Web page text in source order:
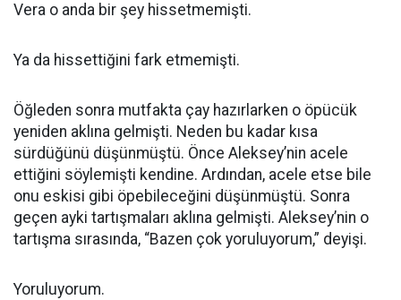
Vera o anda bir şey hissetmemişti.
Ya da hissettiğini fark etmemişti.
Öğleden sonra mutfakta çay hazırlarken o öpücük
yeniden aklına gelmişti. Neden bu kadar kısa
sürdüğünü düşünmüştü. Önce Aleksey’nin acele
ettiğini söylemişti kendine. Ardından, acele etse bile
onu eskisi gibi öpebileceğini düşünmüştü. Sonra
geçen ayki tartışmaları aklına gelmişti. Aleksey’nin o
tartışma sırasında, “Bazen çok yoruluyorum,” deyişi.
Yoruluyorum.